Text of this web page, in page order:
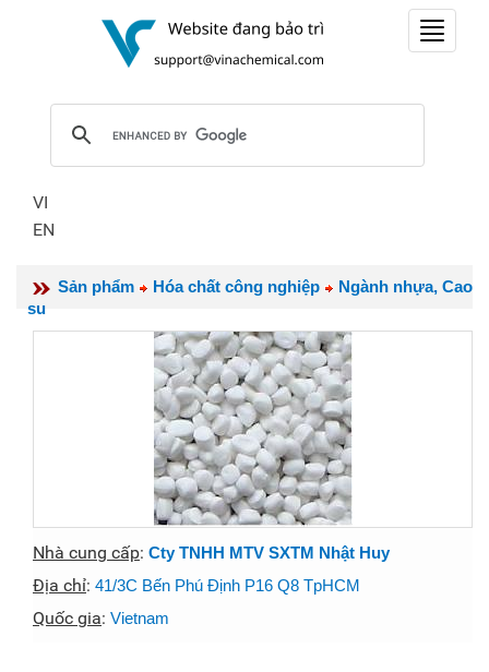
Toggle
VI
EN
Sản phẩm Hóa chất công nghiệp
Ngành nhựa, Cao
su
Nhà cung cấp: Cty TNHH MTV SXTM Nhật Huy
Địa chỉ: 41/3C Bến Phú Định P16 Q8 TpHCM
Quốc gia: Vietnam